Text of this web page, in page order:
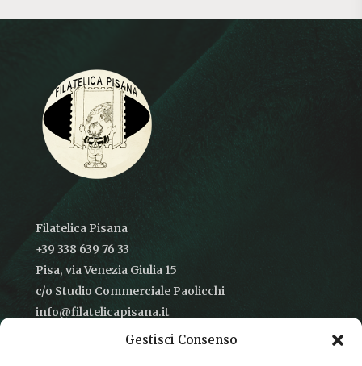
Gestisci Consenso
Filatelica Pisana
+39 338 639 76 33
Pisa, via Venezia Giulia 15
c/o Studio Commerciale Paolicchi
info@filatelicapisana.it